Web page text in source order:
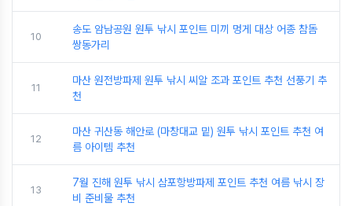
10
송도 암남공원 원투 낚시 포인트 미끼 멍게 대상 어종 참돔
쌍동가리
11
마산 원전방파제 원투 낚시 씨알 조과 포인트 추천 선풍기 추
천
12
마산 귀산동 해안로 (마창대교 밑) 원투 낚시 포인트 추천 여
름 아이템 추천
13
7월 진해 원투 낚시 삼포항방파제 포인트 추천 여름 낚시 장
비 준비물 추천